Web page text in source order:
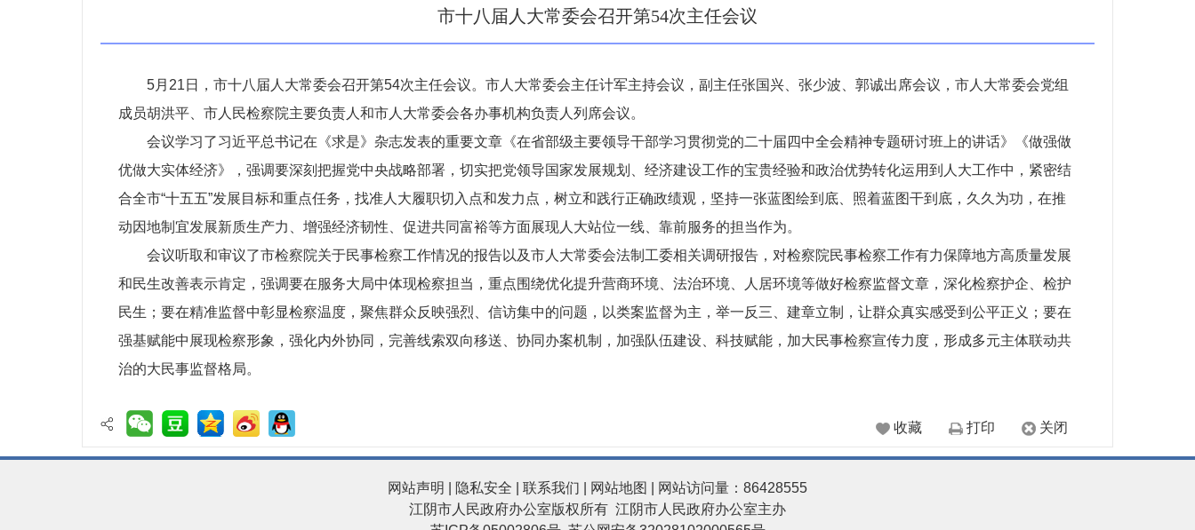
市十八届人大常委会召开第54次主任会议
5月21日，市十八届人大常委会召开第54次主任会议。市人大常委会主任计军主持会议，副主任张国兴、张少波、郭诚出席会议，市人大常委会党组
成员胡洪平、市人民检察院主要负责人和市人大常委会各办事机构负责人列席会议。
会议学习了习近平总书记在《求是》杂志发表的重要文章《在省部级主要领导干部学习贯彻党的二十届四中全会精神专题研讨班上的讲话》《做强做
优做大实体经济》，强调要深刻把握党中央战略部署，切实把党领导国家发展规划、经济建设工作的宝贵经验和政治优势转化运用到人大工作中，紧密结
合全市“十五五”发展目标和重点任务，找准人大履职切入点和发力点，树立和践行正确政绩观，坚持一张蓝图绘到底、照着蓝图干到底，久久为功，在推
动因地制宜发展新质生产力、增强经济韧性、促进共同富裕等方面展现人大站位一线、靠前服务的担当作为。
会议听取和审议了市检察院关于民事检察工作情况的报告以及市人大常委会法制工委相关调研报告，对检察院民事检察工作有力保障地方高质量发展
和民生改善表示肯定，强调要在服务大局中体现检察担当，重点围绕优化提升营商环境、法治环境、人居环境等做好检察监督文章，深化检察护企、检护
民生；要在精准监督中彰显检察温度，聚焦群众反映强烈、信访集中的问题，以类案监督为主，举一反三、建章立制，让群众真实感受到公平正义；要在
强基赋能中展现检察形象，强化内外协同，完善线索双向移送、协同办案机制，加强队伍建设、科技赋能，加大民事检察宣传力度，形成多元主体联动共
治的大民事监督格局。
收藏 打印 关闭
网站声明 隐私安全 联系我们 网站地图
| 网站访问量：86428555
江阴市人民政府办公室版权所有 江阴市人民政府办公室主办